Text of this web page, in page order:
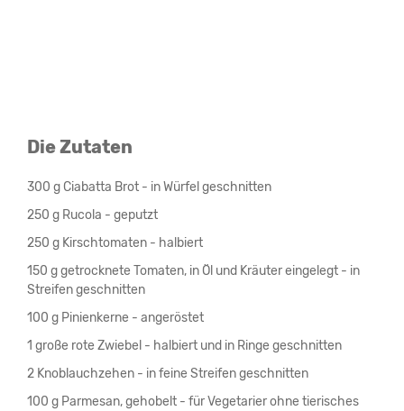
Die Zutaten
300 g Ciabatta Brot - in Würfel geschnitten
250 g Rucola - geputzt
250 g Kirschtomaten - halbiert
150 g getrocknete Tomaten, in Öl und Kräuter eingelegt - in
Streifen geschnitten
100 g Pinienkerne - angeröstet
1 große rote Zwiebel - halbiert und in Ringe geschnitten
2 Knoblauchzehen - in feine Streifen geschnitten
100 g Parmesan, gehobelt - für Vegetarier ohne tierisches